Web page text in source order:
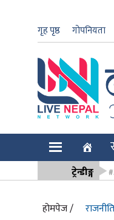
गृह पृष्ठ गोपनियता
ट्रेन्डीङ्ग
होमपेज /
राजनीति